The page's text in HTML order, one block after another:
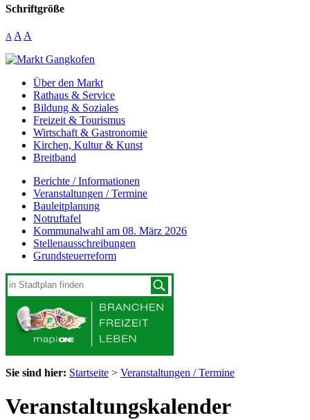
Schriftgröße
A A A
Über den Markt
Rathaus & Service
Bildung & Soziales
Freizeit & Tourismus
Wirtschaft & Gastronomie
Kirchen, Kultur & Kunst
Breitband
Berichte / Informationen
Veranstaltungen / Termine
Bauleitplanung
Notruftafel
Kommunalwahl am 08. März 2026
Stellenausschreibungen
Grundsteuerreform
Sie sind hier: Startseite > Veranstaltungen / Termine
Veranstaltungskalender